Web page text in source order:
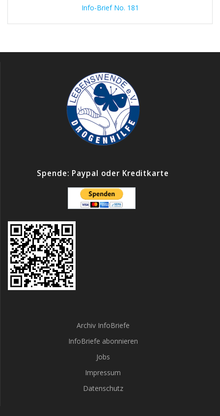
Info-Brief No. 181
Spende: Paypal oder Kreditkarte
Archiv InfoBriefe
InfoBriefe abonnieren
Jobs
Impressum
Datenschutz